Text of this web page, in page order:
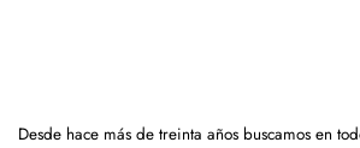
Desde hace más de treinta años buscamos en